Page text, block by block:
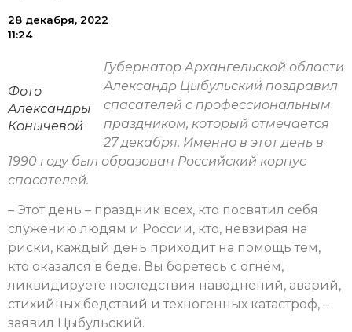
28 декабря, 2022
11:24
Фото
Александры
Конычевой
Губернатор Архангельской области
Александр Цыбульский поздравил
спасателей с профессиональным
праздником, который отмечается
27 декабря. Именно в этот день в
1990 году был образован Российский корпус
спасателей.
– Этот день – праздник всех, кто посвятил себя
служению людям и России, кто, невзирая на
риски, каждый день приходит на помощь тем,
кто оказался в беде. Вы боретесь с огнём,
ликвидируете последствия наводнений, аварий,
стихийных бедствий и техногенных катастроф, –
заявил Цыбульский.